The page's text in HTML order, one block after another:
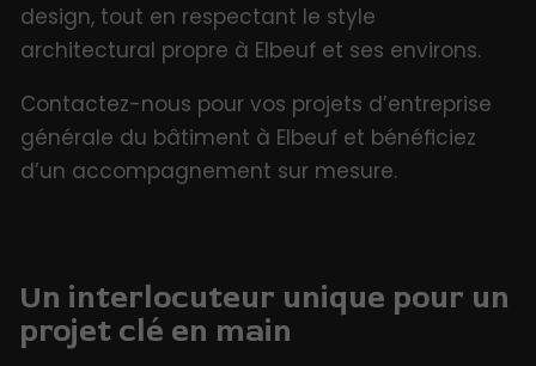
design, tout en respectant le style
architectural propre à Elbeuf et ses environs.
Contactez-nous pour vos projets d’entreprise
générale du bâtiment à Elbeuf et bénéficiez
d’un accompagnement sur mesure.
Un interlocuteur unique pour un
projet clé en main